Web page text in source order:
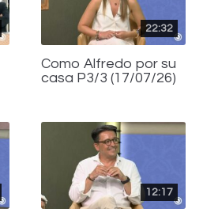
22:32
Como Alfredo por su
casa P3/3 (17/07/26)
12:17